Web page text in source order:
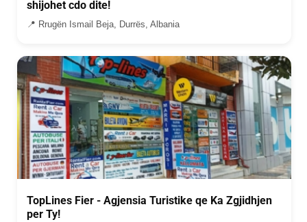
shijohet cdo dite!
📍 Rrugën Ismail Beja, Durrës, Albania
TopLines Fier - Agjensia Turistike qe Ka Zgjidhjen
per Ty!